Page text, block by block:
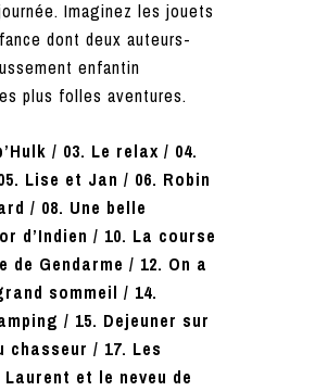
Imaginez les jouets
dont deux auteurs-
enfantin
plus folles aventures.
/ 03. Le relax / 04.
Lise et Jan / 06. Robin
/ 08. Une belle
d’Indien / 10. La course
de Gendarme / 12. On a
sommeil / 14.
/ 15. Dejeuner sur
chasseur / 17. Les
et le neveu de